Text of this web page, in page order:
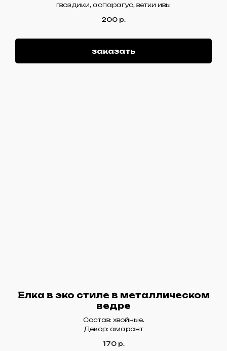
гвоздики, аспарагус, ветки ивы
200 р.
заказать
Елка в эко стиле в металлическом
ведре
Состав: хвойные.
Декор: амарант
170 р.